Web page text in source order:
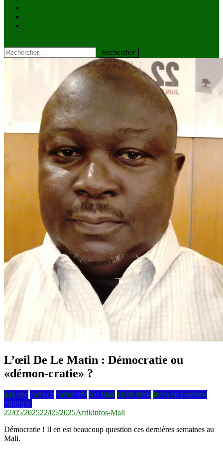
Rechercher :
L’œil De Le Matin : Démocratie ou
«démon-cratie» ?
à la une Accueil Actualités Au Mali Flash infos Infos en continus
Politique
22/05/202522/05/2025Afrikinfos-Mali
Démocratie ! Il en est beaucoup question ces dernières semaines au
Mali.